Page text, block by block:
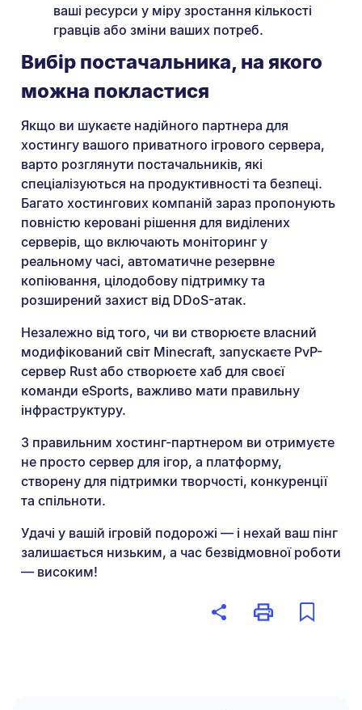
ваші ресурси у міру зростання кількості
гравців або зміни ваших потреб.
Вибір постачальника, на якого
можна покластися
Якщо ви шукаєте надійного партнера для
хостингу вашого приватного ігрового сервера,
варто розглянути постачальників, які
спеціалізуються на продуктивності та безпеці.
Багато хостингових компаній зараз пропонують
повністю керовані рішення для виділених
серверів, що включають моніторинг у
реальному часі, автоматичне резервне
копіювання, цілодобову підтримку та
розширений захист від DDoS-атак.
Незалежно від того, чи ви створюєте власний
модифікований світ Minecraft, запускаєте PvP-
сервер Rust або створюєте хаб для своєї
команди eSports, важливо мати правильну
інфраструктуру.
З правильним хостинг-партнером ви отримуєте
не просто сервер для ігор, а платформу,
створену для підтримки творчості, конкуренції
та спільноти.
Удачі у вашій ігровій подорожі — і нехай ваш пінг
залишається низьким, а час безвідмовної роботи
— високим!